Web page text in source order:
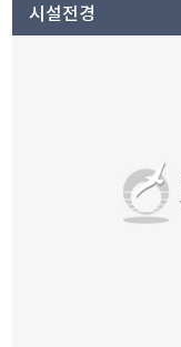
시설전경